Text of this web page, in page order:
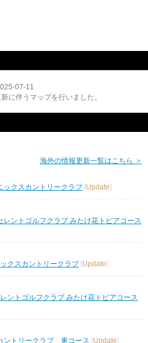
07-11
に伴うマップを行いました。
海外の情報更新一覧はこちら ＞
ックスカントリークラブ
Update
レントゴルフクラブ みたけ花トピアコース
クスカントリークラブ [Update]
ントゴルフクラブ みたけ花トピアコース
ントリークラブ 東コース [Update]